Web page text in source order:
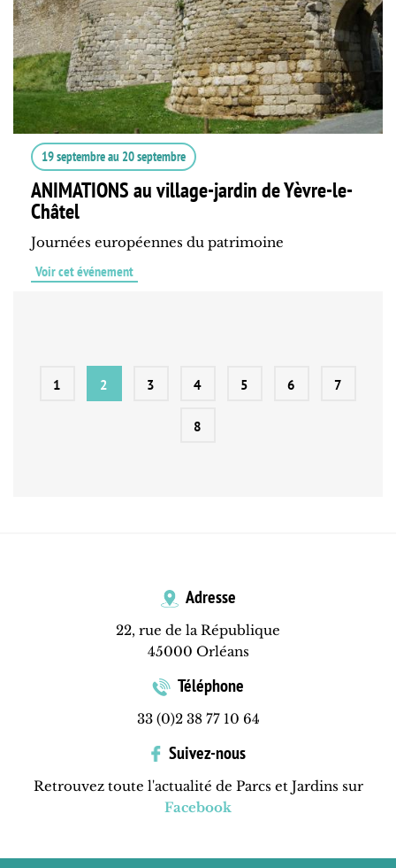
19 septembreau 20 septembre
ANIMATIONS au village-jardin de Yèvre-le-
Châtel
Journées européennes du patrimoine
Voir cet événement
1 2 3 4 5 6 7
8
Adresse
22, rue de la République
45000 Orléans
Téléphone
33 (0)2 38 77 10 64
Suivez-nous
Retrouvez toute l'actualité de Parcs et Jardins sur
Facebook